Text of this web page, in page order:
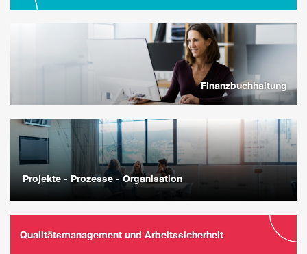
Finanzbuchhaltung
Projekte - Prozesse - Organisation
Qualitätsmanagement und Arbeitssicherheit